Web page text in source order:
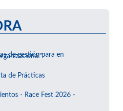
de gestión para en
de Prácticas
- Race Fest 2026 -